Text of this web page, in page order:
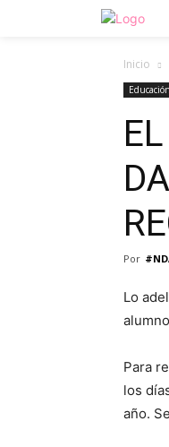
Inicio
Educación
Por
Lo
Para
los
año.